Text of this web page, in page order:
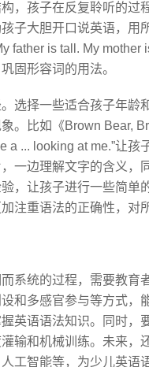
，孩子在反复聆听的过
子大胆开口说英语，用
father is tall. My mother
固形容词的用法。
选择一些适合孩子年龄
。比如《Brown Bear,
a ... looking at me.”让
一边理解文字的含义，
，让孩子进行一些简单
注重语法的正确性，对
系统的过程，需要教育
和多感官参与等方式，
英语语法知识。同时，
输和机械训练。未来，
工智能等，为少儿英语